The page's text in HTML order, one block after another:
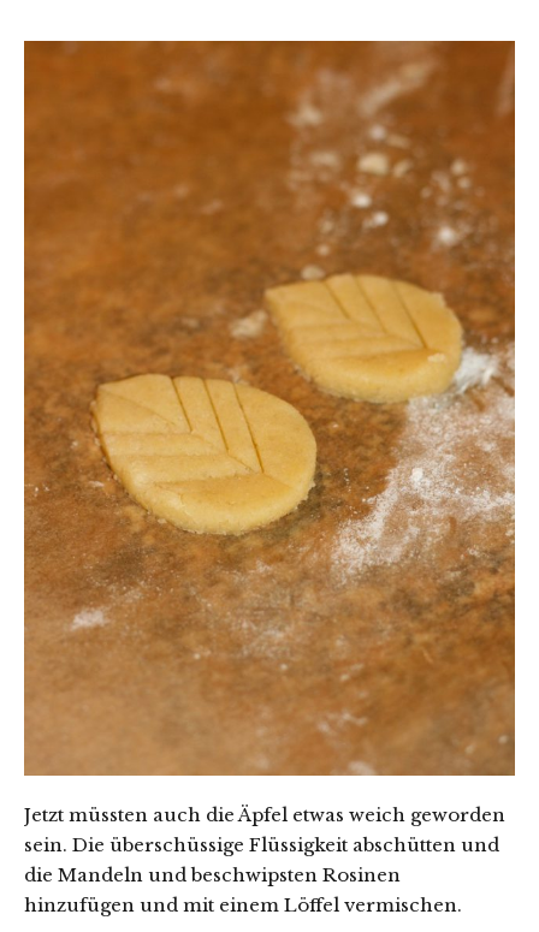
Jetzt müssten auch die Äpfel etwas weich geworden
sein. Die überschüssige Flüssigkeit abschütten und
die Mandeln und beschwipsten Rosinen
hinzufügen und mit einem Löffel vermischen.